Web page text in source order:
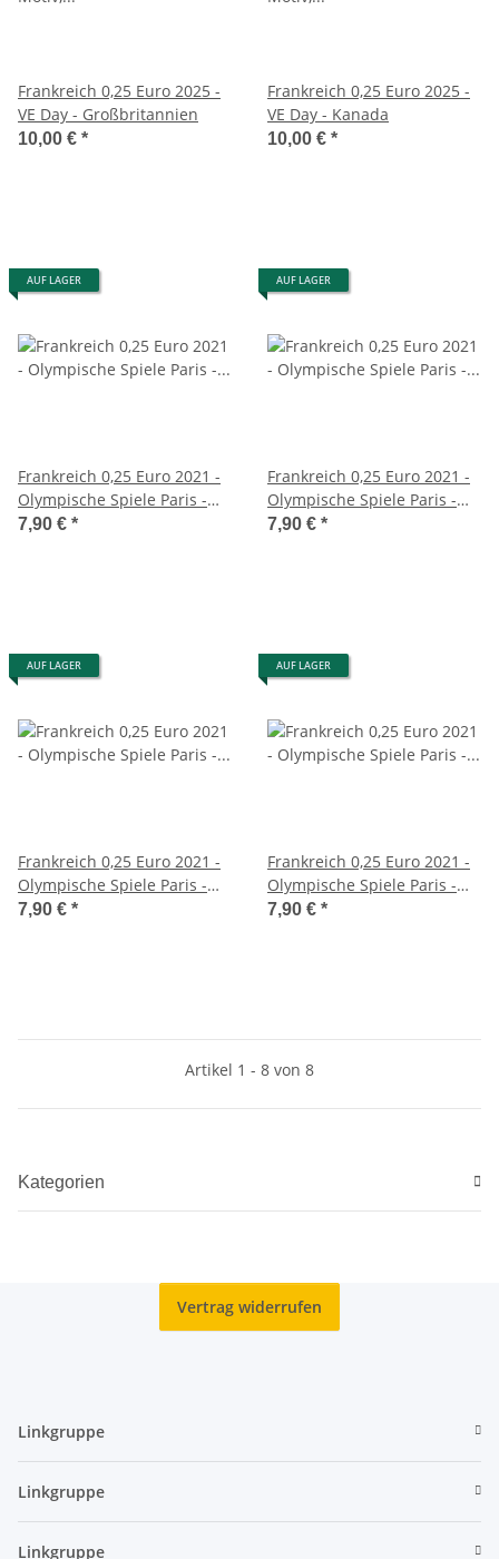
Frankreich 0,25 Euro 2025 -
VE Day - Großbritannien
10,00 € *
Frankreich 0,25 Euro 2025 -
VE Day - Kanada
10,00 € *
AUF LAGER
Frankreich 0,25 Euro 2021 -
Olympische Spiele Paris -
Countdown - Judo
7,90 € *
AUF LAGER
Frankreich 0,25 Euro 2021 -
Olympische Spiele Paris -
Countdown - Rollstuhl
7,90 € *
AUF LAGER
Frankreich 0,25 Euro 2021 -
Olympische Spiele Paris -
Countdown - Schwimmen
7,90 € *
AUF LAGER
Frankreich 0,25 Euro 2021 -
Olympische Spiele Paris -
Handover
7,90 € *
Artikel 1 - 8 von 8
Kategorien
Vertrag widerrufen
Linkgruppe
Linkgruppe
Linkgruppe